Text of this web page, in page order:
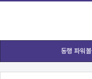
동행 파워볼